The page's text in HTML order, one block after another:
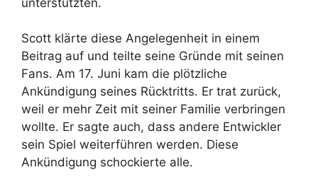
Scott klärte diese Angelegenheit in einem
Beitrag auf und teilte seine Gründe mit seinen
Fans. Am 17. Juni kam die plötzliche
Ankündigung seines Rücktritts. Er trat zurück,
weil er mehr Zeit mit seiner Familie verbringen
wollte. Er sagte auch, dass andere Entwickler
sein Spiel weiterführen werden. Diese
Ankündigung schockierte alle.